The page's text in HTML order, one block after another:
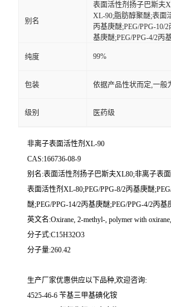
别名
表面活性剂扬子巴斯夫
XL-90;脂肪醇聚醚;表面
丙基庚醚;PEG/PPG-10/
基庚醚;PEG/PPG-4/2丙
纯度 99%
包装 依据产品性状而定,一般
级别 医药级
非离子表面活性剂XL-90
CAS:166736-08-9
别名:表面活性剂扬子巴斯夫XL80;非离子表
表面活性剂XL-80;PEG/PPG-8/2丙基庚醚
醚;PEG/PPG-14/2丙基庚醚;PEG/PPG-4/2丙基
英文名:Oxirane, 2-methyl-, polymer with
分子式:C15H32O3
分子量:260.42
生产厂家优惠供应以下品种,欢迎咨询:
4525-46-6 苄基三甲基碘化铵